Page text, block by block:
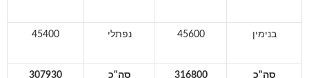
בנימין 45600 נפתלי 45400
סה"כ 316800 סה"כ 307930